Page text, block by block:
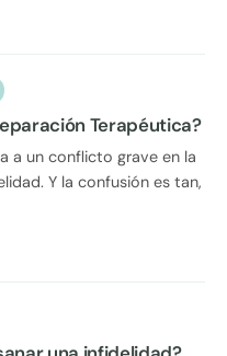
Terapéutica?
a un conflicto grave en la
Y la confusión es tan,